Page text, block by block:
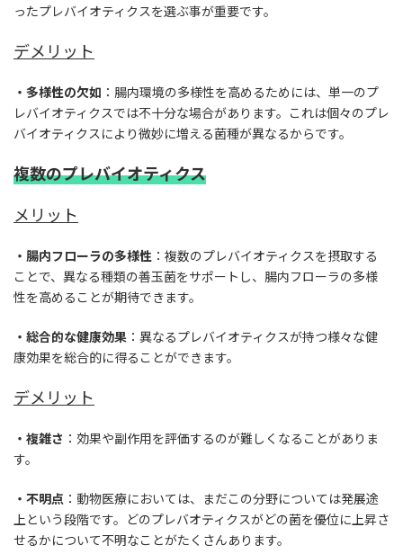
ったプレバイオティクスを選ぶ事が重要です。
デメリット
・多様性の欠如 ：腸内環境の多様性を高めるためには、単一のプ
レバイオティクスでは不十分な場合があります。これは個々のプレ
バイオティクスにより微妙に増える菌種が異なるからです。
複数のプレバイオティクス
メリット
・腸内フローラの多様性 ：複数のプレバイオティクスを摂取する
ことで、異なる種類の善玉菌をサポートし、腸内フローラの多様
性を高めることが期待できます。
・総合的な健康効果 ：異なるプレバイオティクスが持つ様々な健
康効果を総合的に得ることができます。
デメリット
・複雑さ ：効果や副作用を評価するのが難しくなることがありま
す。
・不明点 ：動物医療においては、まだこの分野については発展途
上という段階です。どのプレバオティクスがどの菌を優位に上昇さ
せるかについて不明なことがたくさんあります。